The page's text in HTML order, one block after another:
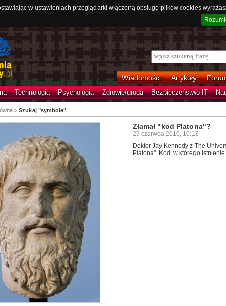
w ustawieniach przeglądarki włączoną obsługę plików cookies
Wiadomości Artykuły
Technologia Psychologia Zdrowie/uroda Bezpieczeństwo IT
> Szukaj "symbole"
Złamał "kod Platona"?
29 czerwca 2010, 10:18
Doktor Jay Kennedy z The
Platona". Kod, w którego